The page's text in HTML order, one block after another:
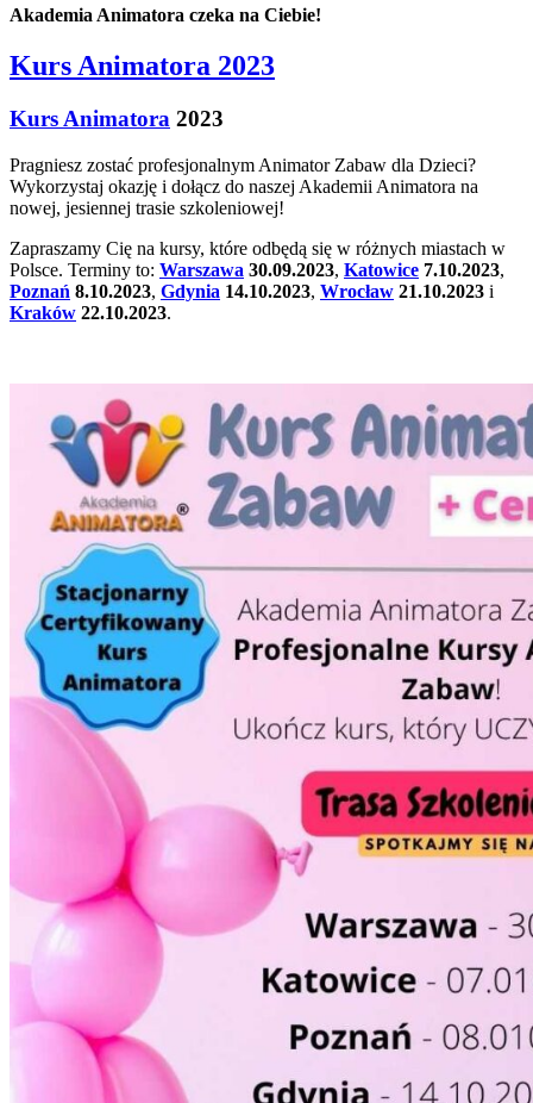
Akademia Animatora czeka na Ciebie!
Kurs Animatora 2023
Kurs Animatora 2023
Pragniesz zostać profesjonalnym Animator Zabaw dla Dzieci?
Wykorzystaj okazję i dołącz do naszej Akademii Animatora na
nowej, jesiennej trasie szkoleniowej!
Zapraszamy Cię na kursy, które odbędą się w różnych miastach w
Polsce. Terminy to: Warszawa 30.09.2023, Katowice 7.10.2023,
Poznań 8.10.2023, Gdynia 14.10.2023, Wrocław 21.10.2023 i
Kraków 22.10.2023.